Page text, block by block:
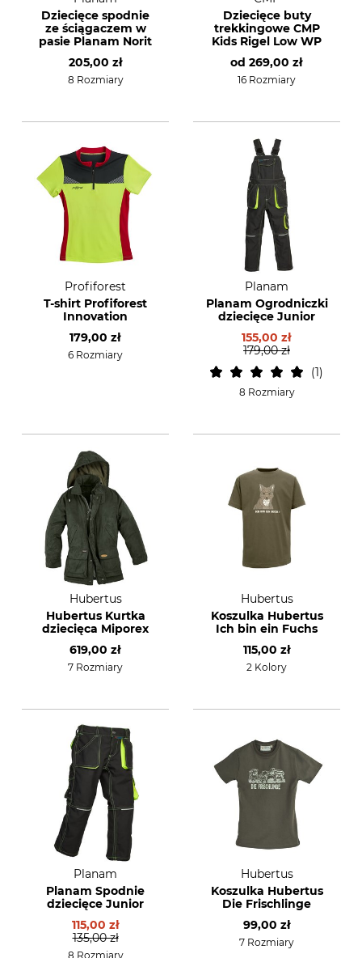
Dziecięce spodnie
ze ściągaczem w
pasie Planam Norit
205,00 zł
8 Rozmiary
Dziecięce buty
trekkingowe CMP
Kids Rigel Low WP
od 269,00 zł
16 Rozmiary
Profiforest
T-shirt Profiforest
Innovation
179,00 zł
6 Rozmiary
Planam
Planam Ogrodniczki
dziecięce Junior
155,00 zł
179,00 zł
1
8 Rozmiary
Hubertus
Hubertus Kurtka
dziecięca Miporex
619,00 zł
7 Rozmiary
Hubertus
Koszulka Hubertus
Ich bin ein Fuchs
115,00 zł
2 Kolory
Planam
Planam Spodnie
dziecięce Junior
115,00 zł
135,00 zł
8 Rozmiary
Hubertus
Koszulka Hubertus
Die Frischlinge
99,00 zł
7 Rozmiary